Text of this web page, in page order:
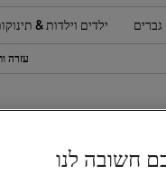
גברים ילדים וילדות &
עזרה
חשובה לנו